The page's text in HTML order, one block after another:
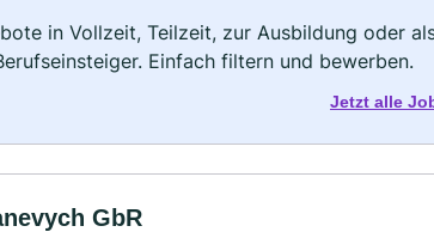
in Vollzeit, Teilzeit, zur Ausbildung oder
Einfach filtern und bewerben.
Jetzt alle
GbR